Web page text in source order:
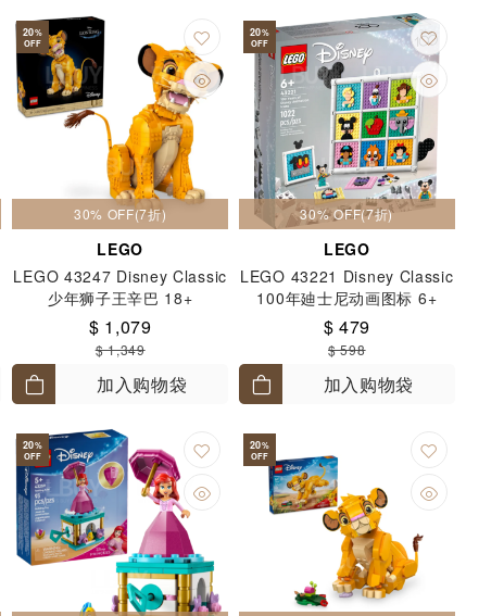
20%
OFF
30% OFF(7折)
LEGO
LEGO 43247 Disney Classic
少年狮子王辛巴 18+
$ 1,079
$ 1,349
加入购物袋
20%
OFF
30% OFF(7折)
LEGO
LEGO 43221 Disney Classic
100年廸士尼动画图标 6+
$ 479
$ 598
加入购物袋
20%
OFF
20%
OFF